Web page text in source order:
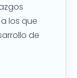
los que
de